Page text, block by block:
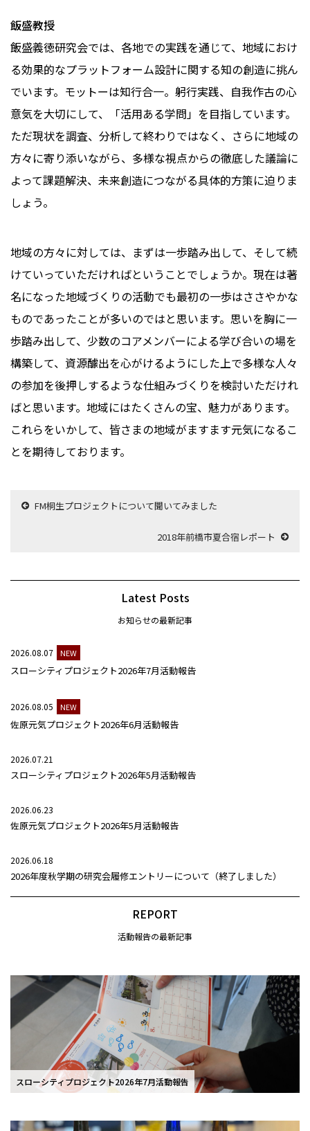
飯盛教授
飯盛義徳研究会では、各地での実践を通じて、地域におけ
る効果的なプラットフォーム設計に関する知の創造に挑ん
でいます。モットーは知行合一。躬行実践、自我作古の心
意気を大切にして、「活用ある学問」を目指しています。
ただ現状を調査、分析して終わりではなく、さらに地域の
方々に寄り添いながら、多様な視点からの徹底した議論に
よって課題解決、未来創造につながる具体的方策に迫りま
しょう。
地域の方々に対しては、まずは一歩踏み出して、そして続
けていっていただければということでしょうか。現在は著
名になった地域づくりの活動でも最初の一歩はささやかな
ものであったことが多いのではと思います。思いを胸に一
歩踏み出して、少数のコアメンバーによる学び合いの場を
構築して、資源醵出を心がけるようにした上で多様な人々
の参加を後押しするような仕組みづくりを検討いただけれ
ばと思います。地域にはたくさんの宝、魅力があります。
これらをいかして、皆さまの地域がますます元気になるこ
とを期待しております。
FM桐生プロジェクトについて聞いてみました
2018年前橋市夏合宿レポート
Latest Posts
お知らせの最新記事
2026.08.07 NEW
スローシティプロジェクト2026年7月活動報告
2026.08.05 NEW
佐原元気プロジェクト2026年6月活動報告
2026.07.21
スローシティプロジェクト2026年5月活動報告
2026.06.23
佐原元気プロジェクト2026年5月活動報告
2026.06.18
2026年度秋学期の研究会履修エントリーについて（終了しました）
REPORT
活動報告の最新記事
スローシティプロジェクト2026年7月活動報告